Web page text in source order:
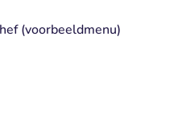
(voorbeeldmenu)